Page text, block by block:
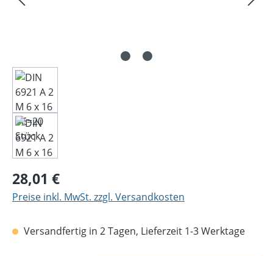
Regulärer Preis:
28,01 €
Preise inkl. MwSt. zzgl. Versandkosten
Versandfertig in 2 Tagen, Lieferzeit 1-3 Werktage